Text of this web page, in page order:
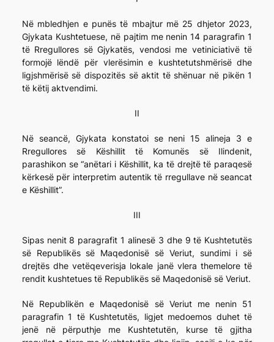
Në mbledhjen e punës të mbajtur më 25 dhjetor 2023,
Gjykata Kushtetuese, në pajtim me nenin 14 paragrafin 1
të Rregullores së Gjykatës, vendosi me vetiniciativë të
formojë lëndë për vlerësimin e kushtetutshmërisë dhe
ligjshmërisë së dispozitës së aktit të shënuar në pikën 1
të këtij aktvendimi.
II
Në seancë, Gjykata konstatoi se neni 15 alineja 3 e
Rregullores së Këshillit të Komunës së Ilindenit,
parashikon se “anëtari i Këshillit, ka të drejtë të paraqesë
kërkesë për interpretim autentik të rregullave në seancat
e Këshillit”.
III
Sipas nenit 8 paragrafit 1 alinesë 3 dhe 9 të Kushtetutës
së Republikës së Maqedonisë së Veriut, sundimi i së
drejtës dhe vetëqeverisja lokale janë vlera themelore të
rendit kushtetues të Republikës së Maqedonisë së Veriut.
Në Republikën e Maqedonisë së Veriut me nenin 51
paragrafin 1 të Kushtetutës, ligjet medoemos duhet të
jenë në përputhje me Kushtetutën, kurse të gjitha